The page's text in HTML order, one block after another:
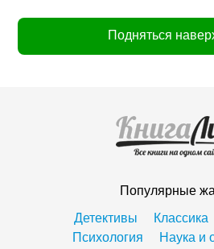
Подняться
Популярные
Детективы
Классика
Психология
Наука и